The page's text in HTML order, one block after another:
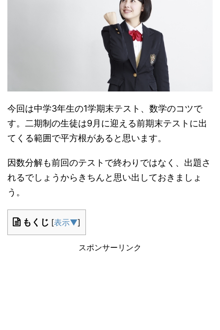
今回は中学3年生の1学期末テスト、数学のコツで
す。二期制の生徒は9月に迎える前期末テストに出
てくる範囲で平方根があると思います。
因数分解も前回のテストで終わりではなく、出題さ
れるでしょうからきちんと思い出しておきましょ
う。
もくじ [表示▼]
スポンサーリンク